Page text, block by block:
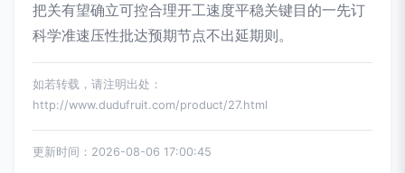
把关有望确立可控合理开工速度平稳关键目的一先订
科学准速压性批达预期节点不出延期则。
如若转载，请注明出处：
http://www.dudufruit.com/product/27.html
更新时间：2026-08-06 17:00:45